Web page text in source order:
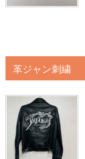
革ジャン刺繍